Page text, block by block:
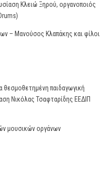
Κλειώ Ξηρού, οργανοποιός
– Μανούσος Κλαπάκης και φίλοι
θεσμοθετημένη παιδαγωγική
Νικόλας Τσαφταρίδης ΕΕΔΙΠ
μουσικών οργάνων